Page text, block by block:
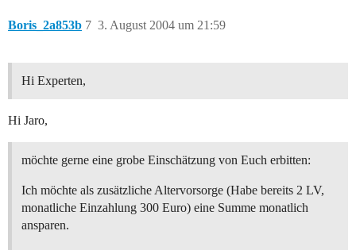
Boris_2a853b 3. August 2004 um 21:59
7
Hi Experten,
Hi Jaro,
möchte gerne eine grobe Einschätzung von Euch erbitten:
Ich möchte als zusätzliche Altervorsorge (Habe bereits 2 LV,
monatliche Einzahlung 300 Euro) eine Summe monatlich
ansparen.